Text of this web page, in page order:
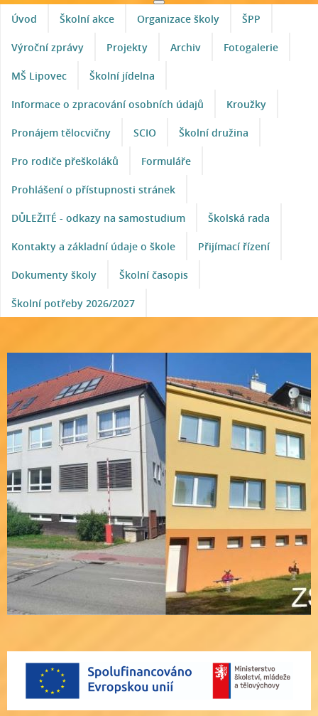
Úvod Školní akce Organizace školy ŠPP
Výroční zprávy Projekty Archiv Fotogalerie
MŠ Lipovec Školní jídelna
Informace o zpracování osobních údajů Kroužky
Pronájem tělocvičny SCIO Školní družina
Pro rodiče přeškoláků Formuláře
Prohlášení o přístupnosti stránek
DŮLEŽITÉ - odkazy na samostudium Školská rada
Kontakty a základní údaje o škole Přijímací řízení
Dokumenty školy Školní časopis
Školní potřeby 2026/2027